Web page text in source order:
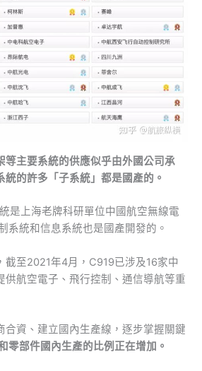
等主要系統的供應似乎由外國公司承
的許多「子系統」都是國產的。
是上海老牌科研單位中國航空無線電
系統和信息系統也是國產開發的。
截至2021年4月，C919已涉及16家中
供航空電子、飛行控制、通信導航等重
合資、建立國內生產線，逐步掌握關鍵
零部件國內生產的比例正在增加。